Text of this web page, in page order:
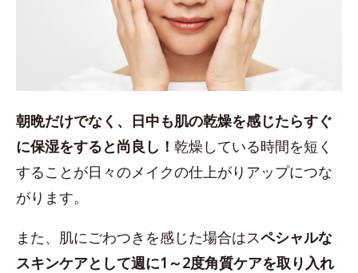
朝晩だけでなく、日中も肌の乾燥を感じたらすぐ
に保湿をすると尚良し！ 乾燥している時間を短く
することが日々のメイクの仕上がりアップにつな
がります。
また、肌にごわつきを感じた場合はスペシャルな
スキンケアとして週に1～2度角質ケアを取り入れ